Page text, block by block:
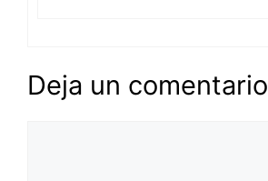
Deja un comentario